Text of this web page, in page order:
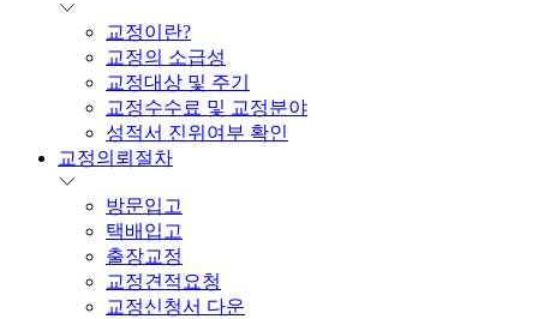
교정이란?
교정의 소급성
교정대상 및 주기
교정수수료 및 교정분야
성적서 진위여부 확인
교정의뢰절차
방문입고
택배입고
출장교정
교정견적요청
교정신청서 다운